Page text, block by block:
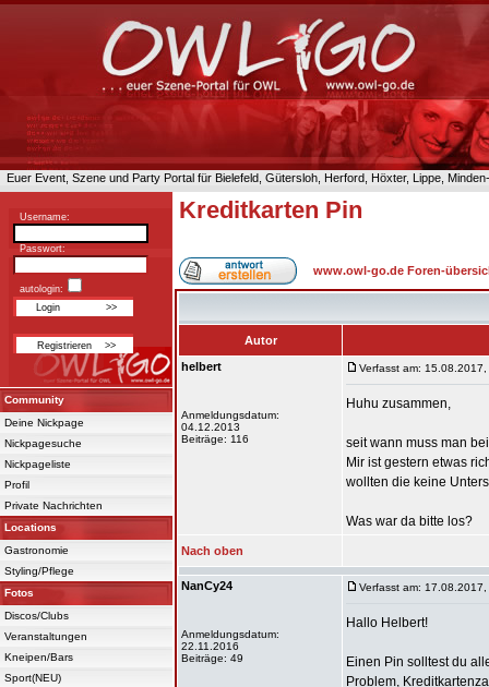
Euer Event, Szene und Party Portal für Bielefeld, Gütersloh, Herford, Höxter, Lippe,
Username:
Passwort:
autologin:
Community
Deine Nickpage
Nickpagesuche
Nickpageliste
Profil
Private Nachrichten
Locations
Gastronomie
Styling/Pflege
Fotos
Discos/Clubs
Veranstaltungen
Kneipen/Bars
Sport(NEU)
Kreditkarten Pin
www.owl-go.de Foren-
Autor
helbert
Anmeldungsdatum:
04.12.2013
Beiträge: 116
Verfasst am:
Huhu zusammen,
seit wann muss man
Mir ist gestern etwas
wollten die keine
Was war da bitte los?
Nach oben
NanCy24
Anmeldungsdatum:
22.11.2016
Beiträge: 49
Verfasst am:
Hallo Helbert!
Einen Pin solltest du
Problem,